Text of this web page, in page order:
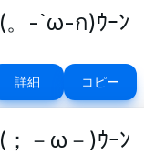
(。-`ω-ก)ｳｰﾝ
詳細 コピー
(；－ω－)ｳｰﾝ